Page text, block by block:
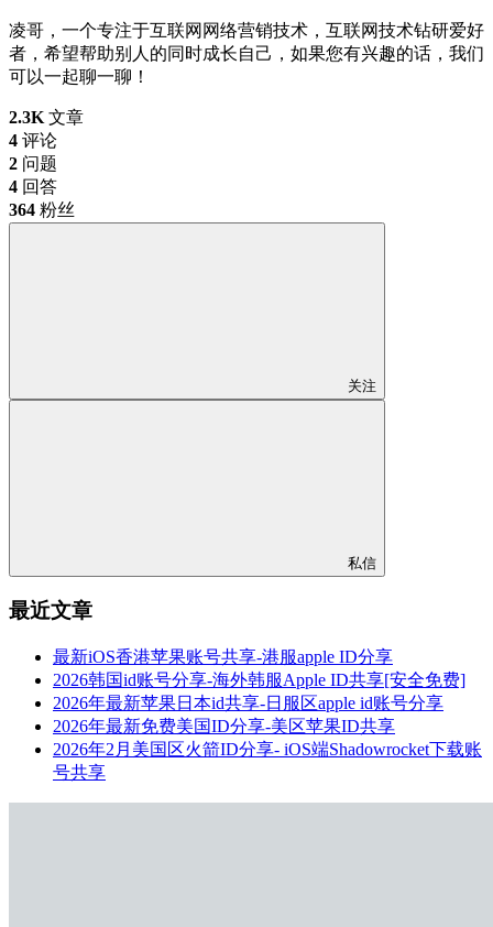
凌哥，一个专注于互联网网络营销技术，互联网技术钻研爱好
者，希望帮助别人的同时成长自己，如果您有兴趣的话，我们
可以一起聊一聊！
2.3K 文章
4 评论
2 问题
4 回答
364 粉丝
关注
私信
最近文章
最新iOS香港苹果账号共享-港服apple ID分享
2026韩国id账号分享-海外韩服Apple ID共享[安全免费]
2026年最新苹果日本id共享-日服区apple id账号分享
2026年最新免费美国ID分享-美区苹果ID共享
2026年2月美国区火箭ID分享- iOS端Shadowrocket下载账
号共享